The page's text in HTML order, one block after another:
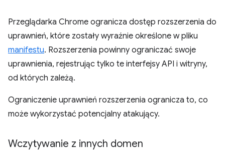
Przeglądarka Chrome ogranicza dostęp rozszerzenia do
uprawnień, które zostały wyraźnie określone w pliku
manifestu. Rozszerzenia powinny ograniczać swoje
uprawnienia, rejestrując tylko te interfejsy API i witryny,
od których zależą.
Ograniczenie uprawnień rozszerzenia ogranicza to, co
może wykorzystać potencjalny atakujący.
Wczytywanie z innych domen